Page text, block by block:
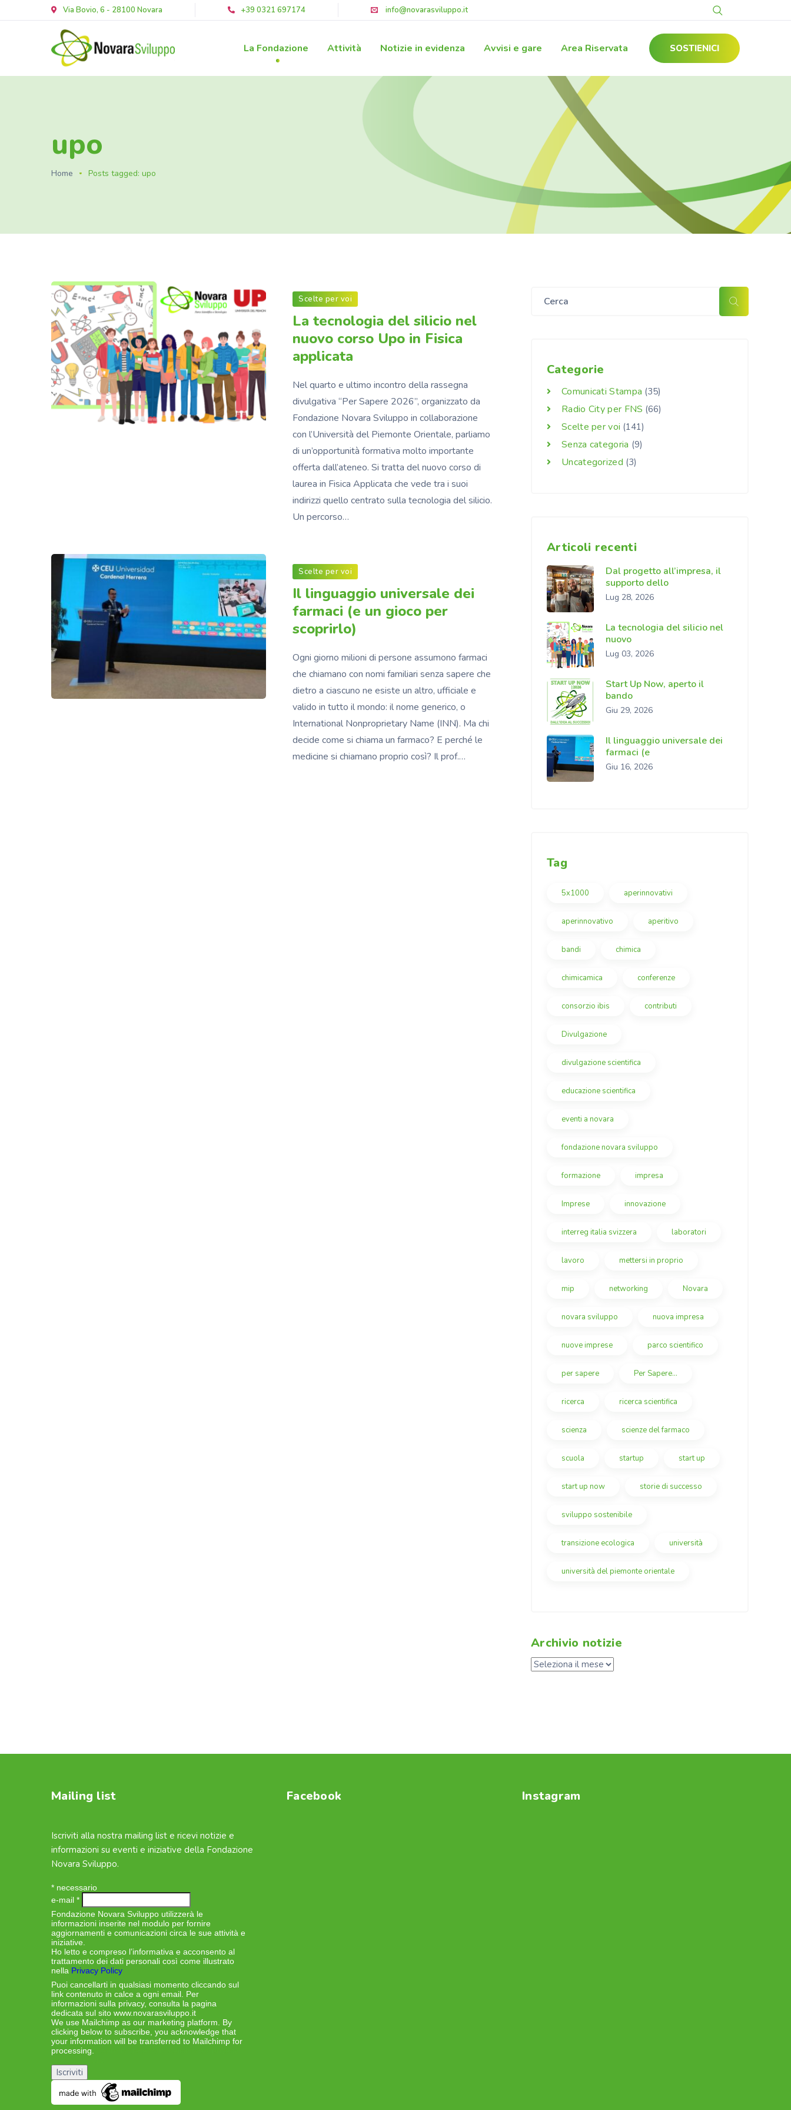
Via Bovio, 6 - 28100 Novara +39 0321 697174 info@novarasviluppo.it
La Fondazione Attività Notizie in evidenza Avvisi e gare Area Riservata SOSTIENICI
upo
Home Posts tagged: upo
Scelte per voi
La tecnologia del silicio nel
nuovo corso Upo in Fisica
applicata
Nel quarto e ultimo incontro della rassegna
divulgativa “Per Sapere 2026”, organizzato da
Fondazione Novara Sviluppo in collaborazione
con l’Università del Piemonte Orientale, parliamo
di un’opportunità formativa molto importante
offerta dall’ateneo. Si tratta del nuovo corso di
laurea in Fisica Applicata che vede tra i suoi
indirizzi quello centrato sulla tecnologia del silicio.
Un percorso…
Scelte per voi
Il linguaggio universale dei
farmaci (e un gioco per
scoprirlo)
Ogni giorno milioni di persone assumono farmaci
che chiamano con nomi familiari senza sapere che
dietro a ciascuno ne esiste un altro, ufficiale e
valido in tutto il mondo: il nome generico, o
International Nonproprietary Name (INN). Ma chi
decide come si chiama un farmaco? E perché le
medicine si chiamano proprio così? Il prof.…
Categorie
Comunicati Stampa (35)
Radio City per FNS (66)
Scelte per voi (141)
Senza categoria (9)
Uncategorized (3)
Articoli recenti
Dal progetto all’impresa, il
supporto dello
Lug 28, 2026
La tecnologia del silicio nel
nuovo
Lug 03, 2026
Start Up Now, aperto il
bando
Giu 29, 2026
Il linguaggio universale dei
farmaci (e
Giu 16, 2026
Tag
5x1000 aperinnovativi
aperinnovativo aperitivo
bandi chimica
chimicamica conferenze
consorzio ibis contributi
Divulgazione
divulgazione scientifica
educazione scientifica
eventi a novara
fondazione novara sviluppo
formazione impresa
Imprese innovazione
interreg italia svizzera laboratori
lavoro mettersi in proprio
mip networking Novara
novara sviluppo nuova impresa
nuove imprese parco scientifico
per sapere Per Sapere...
ricerca ricerca scientifica
scienza scienze del farmaco
scuola startup start up
start up now storie di successo
sviluppo sostenibile
transizione ecologica università
università del piemonte orientale
Archivio notizie
Mailing list
Iscriviti alla nostra mailing list e ricevi notizie e
informazioni su eventi e iniziative della Fondazione
Novara Sviluppo.
* necessario
e-mail *
Fondazione Novara Sviluppo utilizzerà le
informazioni inserite nel modulo per fornire
aggiornamenti e comunicazioni circa le sue attività e
iniziative.
Ho letto e compreso l’informativa e acconsento al
trattamento dei dati personali così come illustrato
nella Privacy Policy
Puoi cancellarti in qualsiasi momento cliccando sul
link contenuto in calce a ogni email. Per
informazioni sulla privacy, consulta la pagina
dedicata sul sito www.novarasviluppo.it
We use Mailchimp as our marketing platform. By
clicking below to subscribe, you acknowledge that
your information will be transferred to Mailchimp for
processing.
Facebook Instagram